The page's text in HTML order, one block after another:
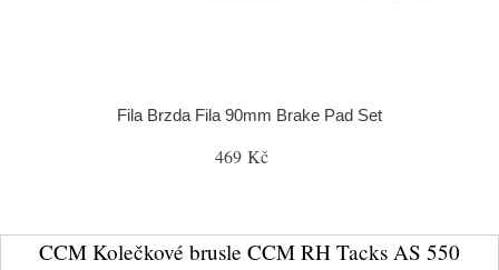
Fila Brzda Fila 90mm Brake Pad Set
469 Kč
CCM Kolečkové brusle CCM RH Tacks AS 550